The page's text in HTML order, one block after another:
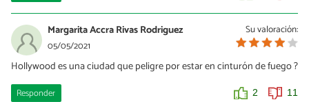
Su valoración:
Margarita Accra Rivas Rodriguez
05/05/2021
Hollywood es una ciudad que peligre por estar en cinturón de fuego ?
Responder 2 11